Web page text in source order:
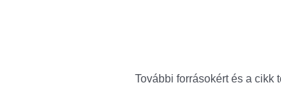
További forrásokért és a cikk